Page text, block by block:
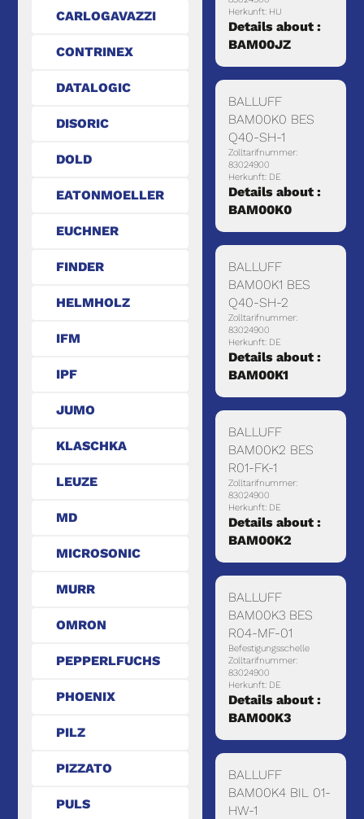
CARLOGAVAZZI
CONTRINEX
DATALOGIC
DISORIC
DOLD
EATONMOELLER
EUCHNER
FINDER
HELMHOLZ
IFM
IPF
JUMO
KLASCHKA
LEUZE
MD
MICROSONIC
MURR
OMRON
PEPPERLFUCHS
PHOENIX
PILZ
PIZZATO
PULS
Herkunft: HU
Details about :
BAM00JZ
BALLUFF
BAM00K0 BES
Q40-SH-1
Zolltarifnummer:
83024900
Herkunft: DE
Details about :
BAM00K0
BALLUFF
BAM00K1 BES
Q40-SH-2
Zolltarifnummer:
83024900
Herkunft: DE
Details about :
BAM00K1
BALLUFF
BAM00K2 BES
R01-FK-1
Zolltarifnummer:
83024900
Herkunft: DE
Details about :
BAM00K2
BALLUFF
BAM00K3 BES
R04-MF-01
Befestigungsschelle
Zolltarifnummer:
83024900
Herkunft: DE
Details about :
BAM00K3
BALLUFF
BAM00K4 BIL 01-
HW-1